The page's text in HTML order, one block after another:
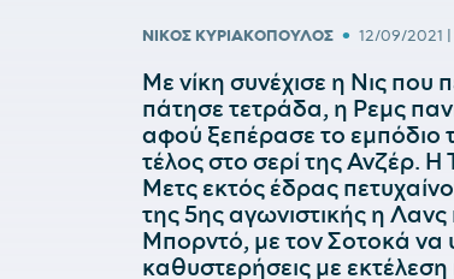
ΝΙΚΟΣ ΚΥΡΙΑΚΟΠΟΥΛΟΣ • 12/09/2021 |
Με νίκη συνέχισε η Νις
πάτησε τετράδα, η Ρεμς
αφού ξεπέρασε το εμπόδιο
τέλος στο σερί της Ανζέρ.
Μετς εκτός έδρας
της 5ης αγωνιστικής η
Μπορντό, με τον Σοτοκά να
καθυστερήσεις με εκτέλεση